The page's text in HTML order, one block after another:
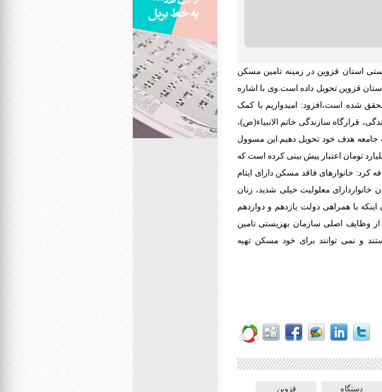
استان قزوین در زمینه تامین مسکن
واحد مسکونی را به مددجویان استان قزوین تحویل داده است.وی با اشاره
محقق شده است،افزود: امیدواریم با کمک
قرارگاه سازندگی خاتم الانبیاء(ص)،
جامعه هدف خود تحویل دهیم.این مسوول
تومان اعتبار پیش بینی کرده است که
کرد: خانوارهای فاقد مسکن دارای ایتام
سرپرستان خانواردارای معلولیت خیلی شدید، زنان
با همراهی دولت یازدهم و دوازدهم
وظایف اصلی سازمان بهزیستی تامین
و نمی توانند برای خود مسکن تهیه
دستگاه قزوین